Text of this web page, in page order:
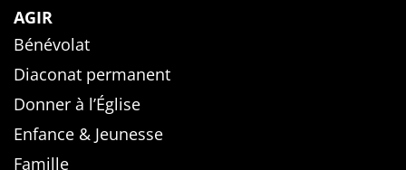
AGIR
Bénévolat
Diaconat permanent
Donner à l’Église
Enfance & Jeunesse
Famille